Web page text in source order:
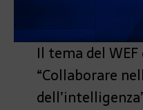
Il tema del WEF
“Collaborare